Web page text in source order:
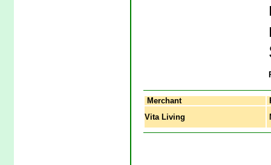
Merchant
Vita Living